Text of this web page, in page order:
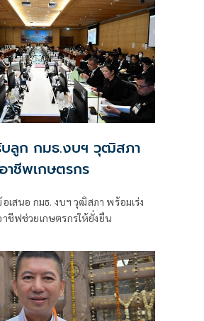
บลูก กมธ.งบฯ วุฒิสภา
าชีพเกษตรกร
เสนอ กมธ. งบฯ วุฒิสภา พร้อมเร่ง
าชีฟช่วยเกษตรกรให้ยั่งยืน